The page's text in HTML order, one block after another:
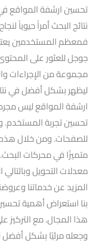
تحسين ارشفة المواقع
نتائج البحث أمراً حيوياً
فمعظم المستخدمين
مجموعة من الإجراءات
ليظهر بشكل أفضل في
ارشفة المواقع ليس
تحسين تجربة المستخدم.
للصفحات. ومن خلال هذه
متميزًا في محركات
معدلات التحويل
المزيد عن خدماتنا
بنا استعراض أهمية
هذا المجال. مع
وجعله مرئيًا بشكل